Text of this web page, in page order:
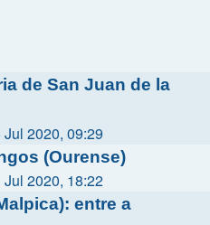
de San Juan de la
Jul 2020, 09:29
(Ourense)
Jul 2020, 18:22
entre a